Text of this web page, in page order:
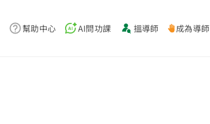
幫助中心 AI問功課 搵導師 成為導師